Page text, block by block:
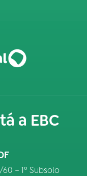
a EBC
– 1º Subsolo